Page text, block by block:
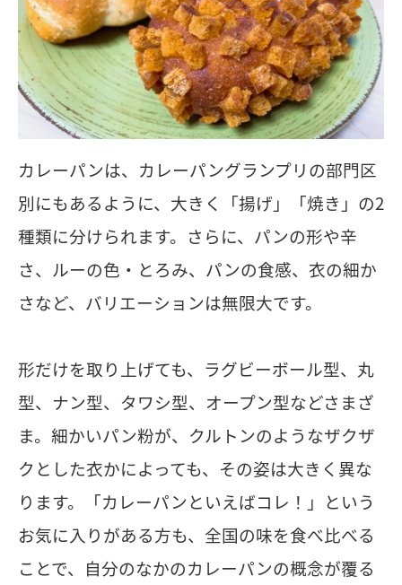
カレーパンは、カレーパングランプリの部門区
別にもあるように、大きく「揚げ」「焼き」の2
種類に分けられます。さらに、パンの形や辛
さ、ルーの色・とろみ、パンの食感、衣の細か
さなど、バリエーションは無限大です。
形だけを取り上げても、ラグビーボール型、丸
型、ナン型、タワシ型、オープン型などさまざ
ま。細かいパン粉が、クルトンのようなザクザ
クとした衣かによっても、その姿は大きく異な
ります。「カレーパンといえばコレ！」という
お気に入りがある方も、全国の味を食べ比べる
ことで、自分のなかのカレーパンの概念が覆る